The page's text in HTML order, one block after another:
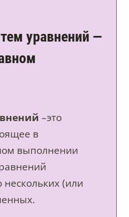
уравнений —
–это
в
выполнении
нескольких (или